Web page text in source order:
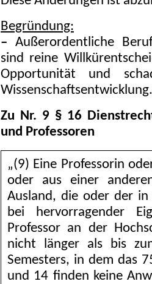
Begründung:
– Außerordentliche
sind reine
Opportunität und
Wissenschaftsentwicklung.
Zu Nr. 9 § 16
und Professoren
„(9) Eine Professorin
oder aus einer
Ausland, die oder der
bei hervorragender
Professor an der
nicht länger als bis
Semesters, in dem das
und 14 finden keine